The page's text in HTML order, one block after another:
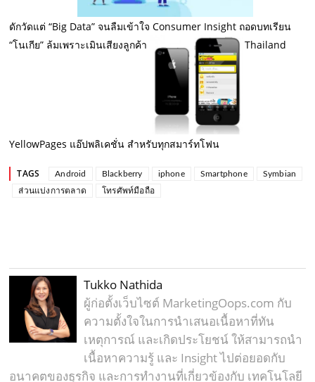
ดักวัดแต่ “Big Data” จนลืมเข้าใจ Consumer Insight ถอดบทเรียน
“โนเกีย” ล้มเพราะเมินเสียงลูกค้า
Thailand
YellowPages แอ๊ปพลิเคชั่น สำหรับทุกสมาร์ทโฟน
TAGS Android Blackberry iphone Smartphone
Symbian
ส่วนแบ่งการตลาด
โทรศัพท์มือถือ
Tukko Nathida
ผู้ก่อตั้งเว็บไซต์ MarketingOops.com กับ
ความตั้งใจในการนำเสนอเนื้อหาที่ทัน
เหตุการณ์ และเกิดประโยชน์ ให้สามารถนำ
เนื้อหาความรู้ และ Insight ไปต่อยอดกับ
อนาคตของธุรกิจ และการทำงานที่เกี่ยวข้องกับ เทคโนโลยี